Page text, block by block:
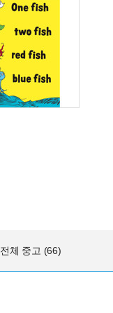
전체 중고 (66)